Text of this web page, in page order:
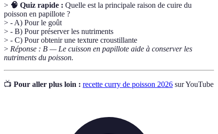
> 🧠 Quiz rapide : Quelle est la principale raison de cuire du
poisson en papillote ?
> - A) Pour le goût
> - B) Pour préserver les nutriments
> - C) Pour obtenir une texture croustillante
> Réponse : B — Le cuisson en papillote aide à conserver les
nutriments du poisson.
📺 Pour aller plus loin : recette curry de poisson 2026 sur YouTube